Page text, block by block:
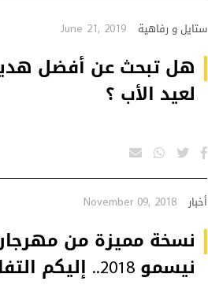
ستايل و رفاهية June 21, 2019
هل تبحث عن أفضل
لعيد الأب ؟
أخبار November 09, 2018
نسخة مميزة من
نيسمو 2018.. إليكم التفاصيل!